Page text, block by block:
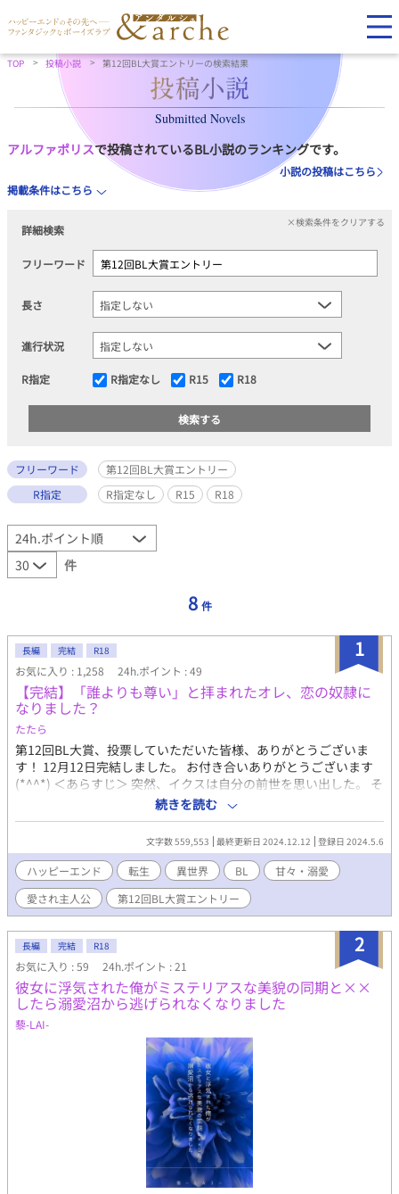
TOP 投稿小説 第12回BL大賞エントリーの検索結果
Submitted Novels
アルファポリスで投稿されているBL小説のランキングです。
小説の投稿はこちら
掲載条件はこちら
詳細検索
×検索条件をクリアする
フリーワード
長さ
進行状況
R指定 R指定なし R15 R18
フリーワード
第12回BL大賞エントリー
R指定
R指定なし R15 R18
件
8 件
1
長編 完結 R18
お気に入り : 1,258 24h.ポイント : 49
【完結】「誰よりも尊い」と拝まれたオレ、恋の奴隷に
なりました？
たたら
第12回BL大賞、投票していただいた皆様、ありがとうございま
す！ 12月12日完結しました。 お付き合いありがとうございます
(*^^*) ＜あらすじ＞ 突然、イクスは自分の前世を思い出した。 そ
してこの世界が、前世でプレイしたことのある18禁BLのスマホゲ
ームだことにも気が付いた。 イケメンたちが愛を囁いてくれる禁
断のボーイズラブのパズルゲーム。 パズルは単純で、同じ色のピ
ースを３つ合わせて消していくだけのものだったが、なかなかに
難しかった。 パズルを解くことでシナリオの続きを読むことがで
きたのだが、課金すればパズルを解かなくてもシナリオを読むこ
とができ、イクスは前世で、このゲームを課金をせずに、シナリ
オを読みたいと妹に懇願され、寝る間も惜しんで必死でパズルを
解き、シナリオを読むために頑張っていたことを思い出したの
だ。 とはいえ、パズルは解いたけど、ストーリーはボーイズラ
ブ。 スチルが綺麗だとか、声優が良いとか妹に言われたが、全く
興味なくて、絵をちらりと見ただけで、内容までは読んでいなか
った。 イクスは自分がそのゲームの主人公だと思い出したが、ボ
ーイズラブがご遠慮したい。 ストーリーは全くわからないが、自
分が同性を好きにならなければ、ボーイズラブにはならない筈。
よし。目立たず、騒がず、恋に落ちずに生きていくぞ！ っと思っ
たのに。 何故か、すでに恋に落ちてしまっていた。 「どうし
た？」 え？ なんで俺、勝手に手を握ってんだ？ 「ケーキ食べる
か？」 「好き」 って、って俺、何を言ってんだ！ しっかりしろー
っ。 頭脳は大人、動きは子ども。 認められない恋心が駄々洩れの
前世サラリーマン10歳（受）と、無自覚ゆえの直球なアプローチ
に喜びを隠せないイケメン１５歳（攻）のキュンキュンラブ(?)物
語。 R-18 は後半からです。 （※予告なく入ります）
続きを読む
文字数 559,553 最終更新日 2024.12.12 登録日 2024.5.6
ハッピーエンド 転生 異世界 BL
甘々・溺愛
愛され主人公
第12回BL大賞エントリー
2
長編 完結 R18
お気に入り : 59 24h.ポイント : 21
彼女に浮気された俺がミステリアスな美貌の同期と××
したら溺愛沼から逃げられなくなりました
藜-LAI-